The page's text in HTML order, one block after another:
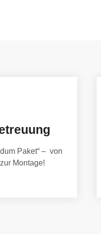
Paket“ – von
Montage!